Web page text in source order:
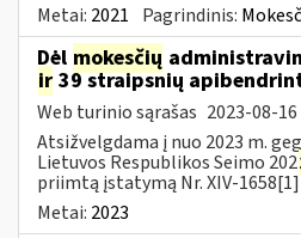
Metai: 2021 Pagrindinis:
Dėl mokesčių
ir 39 straipsnių
Web turinio sąrašas 2023-08-16
Atsižvelgdama į nuo 2023 m.
Lietuvos Respublikos Seimo 202
priimtą įstatymą Nr. XIV-
Metai: 2023